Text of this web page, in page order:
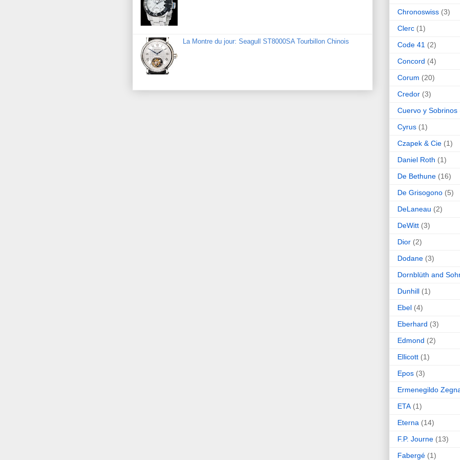
La Montre du jour: Seagull ST8000SA Tourbillon Chinois
Chronoswiss (3)
Clerc (1)
Code 41 (2)
Concord (4)
Corum (20)
Credor (3)
Cuervo y Sobrinos
Cyrus (1)
Czapek & Cie (1)
Daniel Roth (1)
De Bethune (16)
De Grisogono (5)
DeLaneau (2)
DeWitt (3)
Dior (2)
Dodane (3)
Dornblüth and
Dunhill (1)
Ebel (4)
Eberhard (3)
Edmond (2)
Ellicott (1)
Epos (3)
Ermenegildo
ETA (1)
Eterna (14)
F.P. Journe (13)
Fabergé (1)